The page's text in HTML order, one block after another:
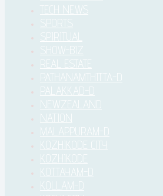
TECH NEWS
SPORTS
SPIRITUAL
SHOW-BIZ
REAL ESTATE
PATHANAMTHITTA-D
PALAKKAD-D
NEWZEALAND
NATION
MALAPPURAM-D
KOZHIKODE CITY
KOZHIKODE
KOTTAYAM-D
KOLLAM-D